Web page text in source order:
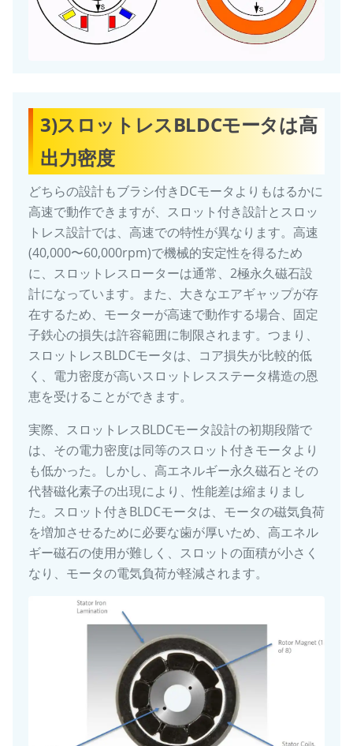
3)スロットレスBLDCモータは高
出力密度
どちらの設計もブラシ付きDCモータよりもはるかに
高速で動作できますが、スロット付き設計とスロッ
トレス設計では、高速での特性が異なります。高速
(40,000〜60,000rpm)で機械的安定性を得るため
に、スロットレスローターは通常、2極永久磁石設
計になっています。また、大きなエアギャップが存
在するため、モーターが高速で動作する場合、固定
子鉄心の損失は許容範囲に制限されます。つまり、
スロットレスBLDCモータは、コア損失が比較的低
く、電力密度が高いスロットレスステータ構造の恩
恵を受けることができます。
実際、スロットレスBLDCモータ設計の初期段階で
は、その電力密度は同等のスロット付きモータより
も低かった。しかし、高エネルギー永久磁石とその
代替磁化素子の出現により、性能差は縮まりまし
た。スロット付きBLDCモータは、モータの磁気負荷
を増加させるために必要な歯が厚いため、高エネル
ギー磁石の使用が難しく、スロットの面積が小さく
なり、モータの電気負荷が軽減されます。